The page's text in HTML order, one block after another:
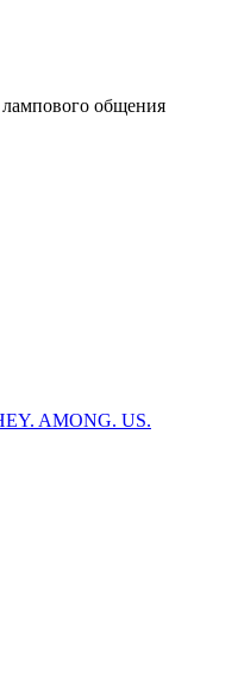
общения
AMONG. US.